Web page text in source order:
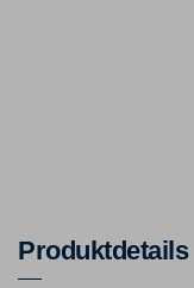
Produktdetails